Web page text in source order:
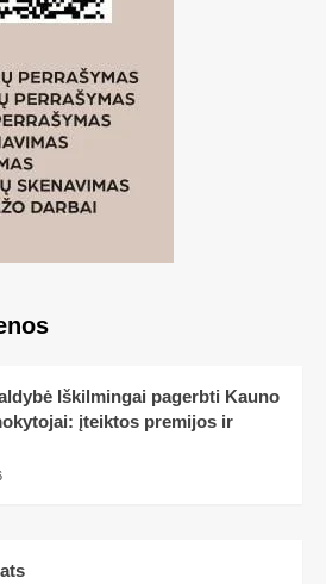
Iškilmingai pagerbti Kauno
įteiktos premijos ir